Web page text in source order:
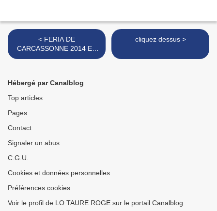
< FERIA DE
CARCASSONNE 2014 ET
PEROLS 2014
cliquez dessus >
Hébergé par Canalblog
Top articles
Pages
Contact
Signaler un abus
C.G.U.
Cookies et données personnelles
Préférences cookies
Voir le profil de LO TAURE ROGE sur le portail Canalblog